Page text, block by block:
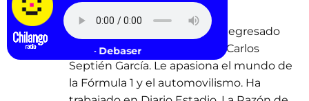
sergio.ramirez@sopitas.com
Sergio Ramírez es periodista egresado
de la Escuela de Periodismo Carlos
Septién García. Le apasiona el mundo de
la Fórmula 1 y el automovilismo. Ha
Pixies - Debaser